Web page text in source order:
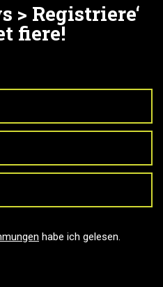
> Registriere‘
fiere!
habe ich gelesen.